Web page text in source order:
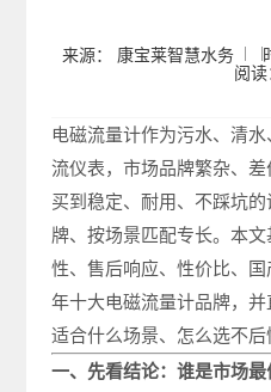
来源： 康宝莱智慧水务
阅
电磁流量计作为污水、清
流仪表，市场品牌繁杂、
买到稳定、耐用、不踩坑
牌、按场景匹配专长。本
性、售后响应、性价比、
年十大电磁流量计品牌，并
适合什么场景、怎么选不后
一、先看结论：谁是市场最